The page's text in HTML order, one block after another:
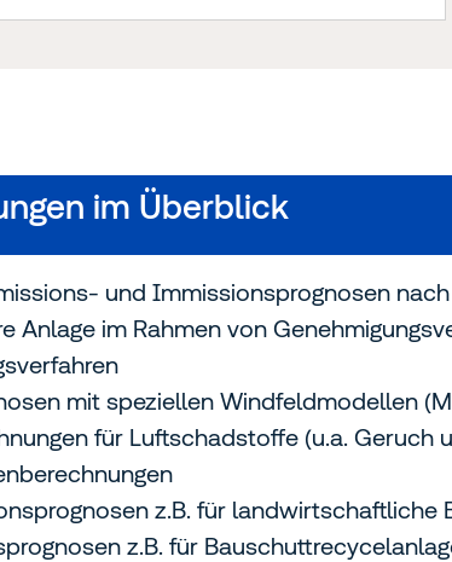
im Überblick
und Immissionsprognosen
Anlage im Rahmen von
mit speziellen Windfeldmodellen
für Luftschadstoffe (u.a. Geruch
z.B. für landwirtschaftliche
z.B. für